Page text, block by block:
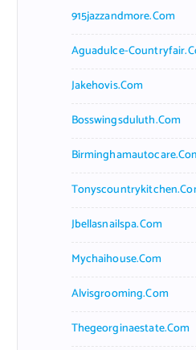
915jazzandmore.com
Aguadulce-
Jakehovis.com
Bosswingsduluth.com
Jbellasnailspa.com
Mychaihouse.com
Alvisgrooming.com
Thegeorginaestate.com